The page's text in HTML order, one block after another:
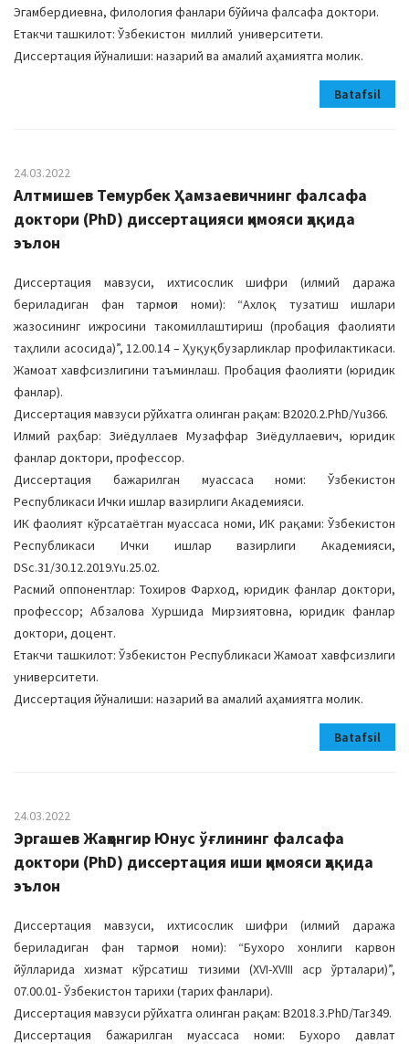
Эгамбердиевна, филология фанлари бўйича фалсафа доктори.
Етакчи ташкилот: Ўзбекистон миллий университети.
Диссертация йўналиши: назарий ва амалий аҳамиятга молик.
Batafsil
24.03.2022
Алтмишев Темурбек Ҳамзаевичнинг фалсафа
доктори (PhD) диссертацияси ҳимояси ҳақида
эълон
Диссертация мавзуси, ихтисослик шифри (илмий даража
бериладиган фан тармоғи номи): “Ахлоқ тузатиш ишлари
жазосининг ижросини такомиллаштириш (пробация фаолияти
таҳлили асосида)”, 12.00.14 – Ҳуқуқбузарликлар профилактикаси.
Жамоат хавфсизлигини таъминлаш. Пробация фаолияти (юридик
фанлар).
Диссертация мавзуси рўйхатга олинган рақам: В2020.2.PhD/Yu366.
Илмий раҳбар: Зиёдуллаев Музаффар Зиёдуллаевич, юридик
фанлар доктори, профессор.
Диссертация бажарилган муассаса номи: Ўзбекистон
Республикаси Ички ишлар вазирлиги Академияси.
ИК фаолият кўрсатаётган муассаса номи, ИК рақами: Ўзбекистон
Республикаси Ички ишлар вазирлиги Академияси,
DSc.31/30.12.2019.Yu.25.02.
Расмий оппонентлар: Тохиров Фарход, юридик фанлар доктори,
профессор; Абзалова Хуршида Мирзиятовна, юридик фанлар
доктори, доцент.
Етакчи ташкилот: Ўзбекистон Республикаси Жамоат хавфсизлиги
университети.
Диссертация йўналиши: назарий ва амалий аҳамиятга молик.
Batafsil
24.03.2022
Эргашев Жаҳонгир Юнус ўғлининг фалсафа
доктори (PhD) диссертация иши ҳимояси ҳақида
эълон
Диссертация мавзуси, ихтисослик шифри (илмий даража
бериладиган фан тармоғи номи): “Бухоро хонлиги карвон
йўлларида хизмат кўрсатиш тизими (XVI-XVIII аср ўрталари)”,
07.00.01- Ўзбекистон тарихи (тарих фанлари).
Диссертация мавзуси рўйхатга олинган рақам: B2018.3.PhD/Tar349.
Диссертация бажарилган муассаса номи: Бухоро давлат